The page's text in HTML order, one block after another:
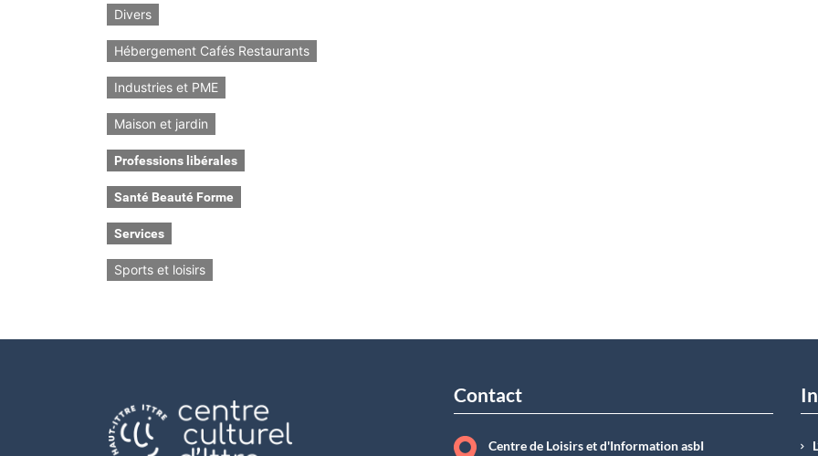
Divers
Hébergement Cafés Restaurants
Industries et PME
Maison et jardin
Professions libérales
Santé Beauté Forme
Services
Sports et loisirs
Contact
Centre de Loisirs et d'Information asbI